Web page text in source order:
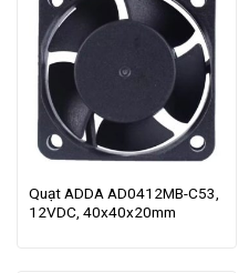
Quạt ADDA AD0412MB-C53,
12VDC, 40x40x20mm